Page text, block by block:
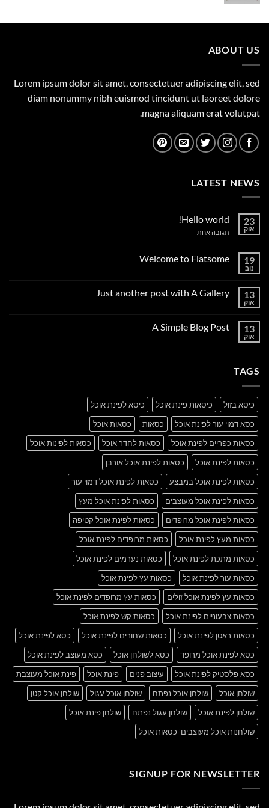
1,500.00 ₪.
1,149.00 ₪.
ABOUT US
Lorem ipsum dolor sit amet, consectetuer adipiscing elit, sed
diam nonummy nibh euismod tincidunt ut laoreet dolore
magna aliquam erat volutpat.
LATEST NEWS
23
אוק
Hello world!
תגובה אחתעל
19
נוב
Welcome to Flatsome
Welcome
13
אוק
Just another post with A Gallery
Just
13
אוק
A Simple Blog Post
TAGS
כיסא בזול כיסאות פינת אוכל
כיסא לפינת אוכל
כסא דמוי עור לפינת אוכל
כסאות
כסאות אוכל
כסאות כפריים לפינת אוכל
כסאות לחדר אוכל
כסאות לפינות אוכל
כסאות לפינת אוכל
כסאות לפינת אוכל אורבן
כסאות לפינת אוכל במבצע
כסאות לפינת אוכל דמוי עור
כסאות לפינת אוכל מעוצבים
כסאות לפינת אוכל מעץ
כסאות לפינת אוכל מרופדים
כסאות לפינת אוכל קטיפה
כסאות מעץ לפינת אוכל
כסאות מרופדים לפינת אוכל
כסאות מתכת לפינת אוכל
כסאות נערמים לפינת אוכל
כסאות עור לפינת אוכל
כסאות עץ לפינת אוכל
כסאות עץ לפינת אוכל זולים
כסאות עץ מרופדים לפינת אוכל
כסאות צבעוניים לפינת אוכל
כסאות קש לפינת אוכל
כסאות ראטן לפינת אוכל
כסאות שחורים לפינת אוכל
כסא לפינת אוכל
כסא לפינת אוכל מרופד
כסא לשולחן אוכל
כסא מעוצב לפינת אוכל
כסא פלסטיק לפינת אוכל
עיצוב פנים פינת אוכל
פינת אוכל מעוצבת
שולחן אוכל
שולחן אוכל נפתח שולחן אוכל עגול
שולחן אוכל קטן
שולחן לפינת אוכל
שולחן עגול נפתח
שולחן פינת אוכל
שולחנות אוכל מעוצבים' כסאות אוכל
SIGNUP FOR NEWSLETTER